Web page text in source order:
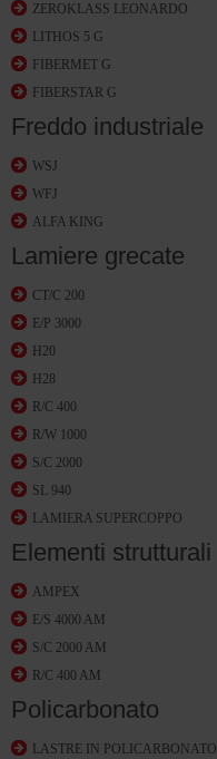
ZEROKLASS LEONARDO
LITHOS 5 G
FIBERMET G
FIBERSTAR G
Freddo industriale
WSJ
WFJ
ALFA KING
Lamiere grecate
CT/C 200
E/P 3000
H20
H28
R/C 400
R/W 1000
S/C 2000
SL 940
LAMIERA SUPERCOPPO
Elementi strutturali
AMPEX
E/S 4000 AM
S/C 2000 AM
R/C 400 AM
Policarbonato
LASTRE IN POLICARBONATO